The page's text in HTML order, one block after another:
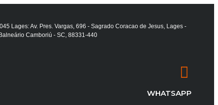
Lages: Av. Pres. Vargas, 696 - Sagrado Coracao de Jesus, Lages -
Camboriú - SC, 88331-440
WHATSAPP